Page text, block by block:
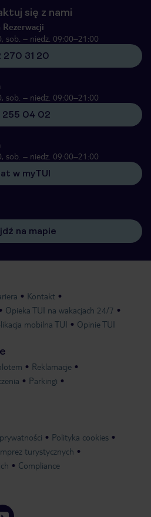
się z nami
Rezerwacji
sob. – niedz. 09:00–21:00
270 31 20
sob. – niedz. 09:00–21:00
255 04 02
sob. – niedz. 09:00–21:00
w myTUI
na mapie
Kontakt
Opieka TUI na wakacjach 24/7
mobilna TUI Opinie TUI
Reklamacje
Parkingi
Polityka cookies
turystycznych
Compliance